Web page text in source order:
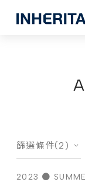
篩選條件(2)
2023 ●